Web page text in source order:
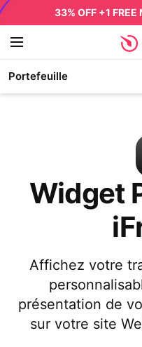
33% OFF +1 FREE
Portefeuille
Widget
Affichez votre
présentation de
sur votre site